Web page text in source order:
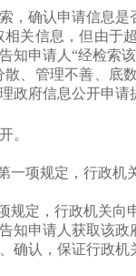
，确认申请信息是
关信息，但由于
申请人“经检索该
、管理不善、底
政府信息公开申请
。
项规定，行政
定，行政机关
申请人获取该政
认，保证行政机